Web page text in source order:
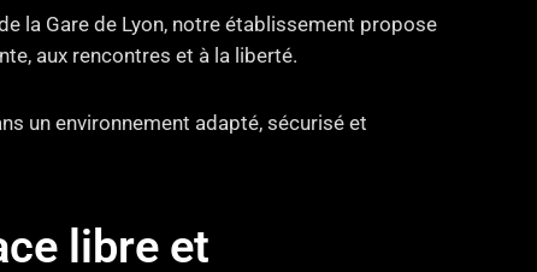
la Gare de Lyon, notre établissement propose
aux rencontres et à la liberté.
un environnement adapté, sécurisé et
libre et